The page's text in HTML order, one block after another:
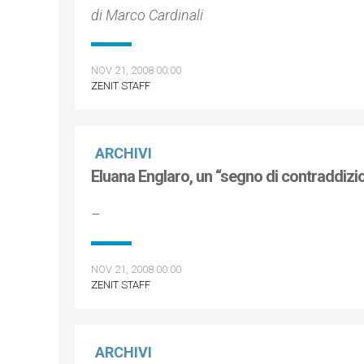
di Marco Cardinali
NOV 21, 2008 00:00
ZENIT STAFF
ARCHIVI
Eluana Englaro, un “segno di
–
NOV 21, 2008 00:00
ZENIT STAFF
ARCHIVI